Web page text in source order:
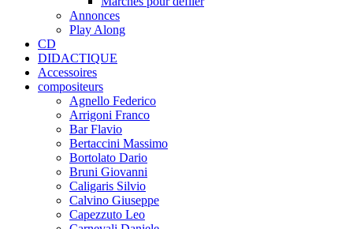
Annonces
Play Along
CD
DIDACTIQUE
Accessoires
compositeurs
Agnello Federico
Arrigoni Franco
Bar Flavio
Bertaccini Massimo
Bortolato Dario
Bruni Giovanni
Caligaris Silvio
Calvino Giuseppe
Capezzuto Leo